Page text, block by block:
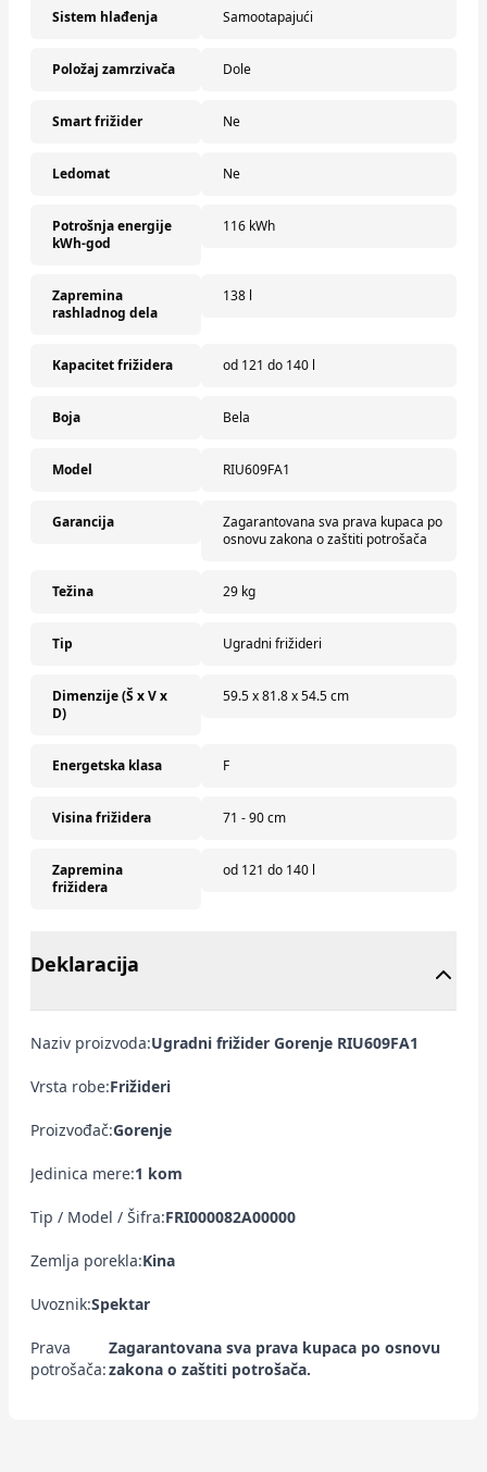
Sistem hlađenja Samootapajući
Položaj zamrzivača Dole
Smart frižider Ne
Ledomat Ne
Potrošnja energije
kWh-god
116 kWh
Zapremina
rashladnog dela
138 l
Kapacitet frižidera od 121 do 140 l
Boja Bela
Model RIU609FA1
Garancija
Zagarantovana sva prava kupaca po
osnovu zakona o zaštiti potrošača
Težina 29 kg
Tip Ugradni frižideri
Dimenzije (Š x V x
D)
59.5 x 81.8 x 54.5 cm
Energetska klasa F
Visina frižidera 71 - 90 cm
Zapremina
frižidera
od 121 do 140 l
Deklaracija
Naziv proizvoda:Ugradni frižider Gorenje RIU609FA1
Vrsta robe:Frižideri
Proizvođač:Gorenje
Jedinica mere:1 kom
Tip / Model / Šifra:FRI000082A00000
Zemlja porekla:Kina
Uvoznik:Spektar
Prava
potrošača:
Zagarantovana sva prava kupaca po osnovu
zakona o zaštiti potrošača.